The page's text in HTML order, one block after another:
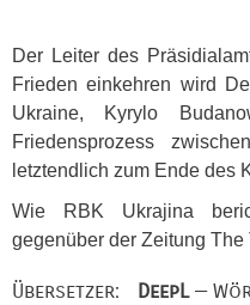
Der Leiter des
Frieden einkehren wird
Ukraine, Kyrylo
Friedensprozess
letztendlich zum Ende des
Wie
RBK Ukrajina
gegenüber der Zeitung
Übersetzer: DeepL—